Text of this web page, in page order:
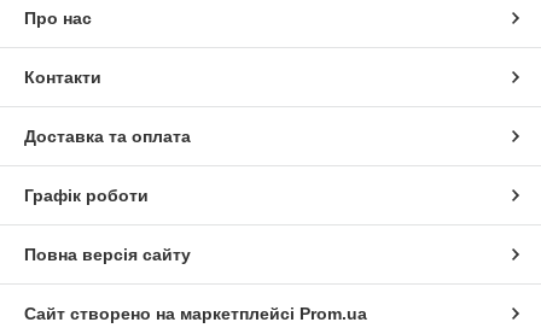
Про нас
Контакти
Доставка та оплата
Графік роботи
Повна версія сайту
Сайт створено на маркетплейсі Prom.ua